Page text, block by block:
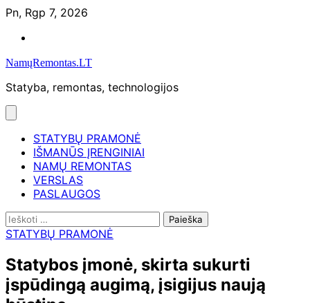
Skip
content
Pn, Rgp 7, 2026
NamųRemontas.LT
Statyba, remontas, technologijos
STATYBŲ PRAMONĖ
IŠMANŪS ĮRENGINIAI
NAMŲ REMONTAS
VERSLAS
PASLAUGOS
Ieškoti:
STATYBŲ PRAMONĖ
Statybos įmonė, skirta sukurti
įspūdingą augimą, įsigijus naują